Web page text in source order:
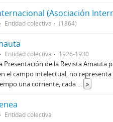
(Asociación
Entidad colectiva (1864)
Entidad colectiva 1926-1930
Presentación de la Revista Amauta
el campo intelectual, no
una corriente, cada ... »
Entidad colectiva